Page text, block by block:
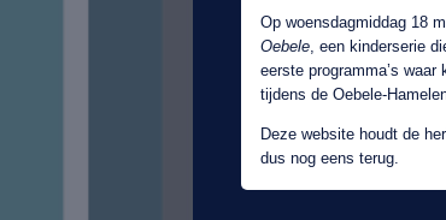
Op woensdagmiddag 18
Oebele, een kinderserie
eerste programma’s
tijdens de Oebele-
Deze website houdt de
dus nog eens terug.